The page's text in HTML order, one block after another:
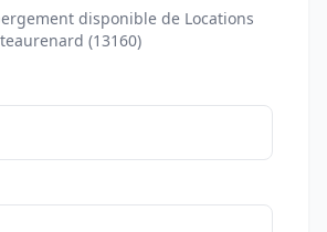
disponible de Locations
(13160)